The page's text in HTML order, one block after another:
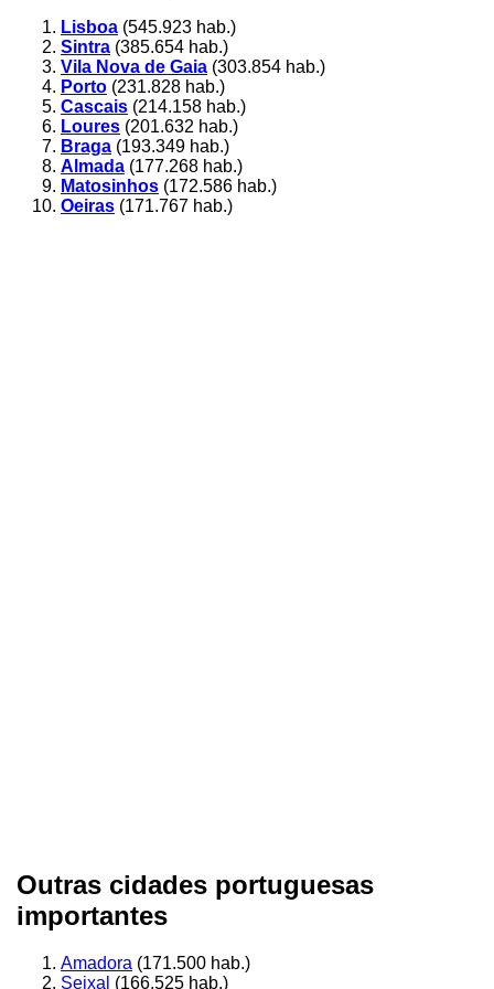
Lisboa (545.923 hab.)
Sintra (385.654 hab.)
Vila Nova de Gaia (303.854 hab.)
Porto (231.828 hab.)
Cascais (214.158 hab.)
Loures (201.632 hab.)
Braga (193.349 hab.)
Almada (177.268 hab.)
Matosinhos (172.586 hab.)
Oeiras (171.767 hab.)
Outras cidades portuguesas
importantes
Amadora (171.500 hab.)
Seixal (166.525 hab.)